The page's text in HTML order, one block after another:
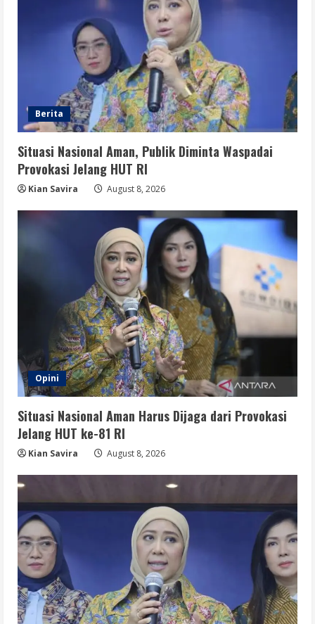
Berita
Situasi Nasional Aman, Publik Diminta Waspadai
Provokasi Jelang HUT RI
Kian Savira August 8, 2026
Opini
Situasi Nasional Aman Harus Dijaga dari Provokasi
Jelang HUT ke-81 RI
Kian Savira August 8, 2026